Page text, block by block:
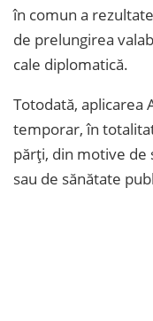
în comun a
de prelungirea
cale diplomatică.
Totodată, aplicarea
temporar, în
părți, din motive de
sau de sănătate